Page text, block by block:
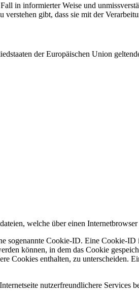
in informierter Weise und
gibt, dass sie mit der
der Europäischen Union
welche über einen
sogenannte Cookie-ID. Eine Cookie-
können, in dem das Cookie
Cookies enthalten, zu unterscheiden.
nutzerfreundlichere Services